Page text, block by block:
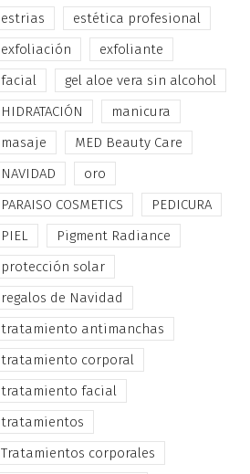
estrias
estética profesional
exfoliación
exfoliante
facial
gel aloe vera sin alcohol
HIDRATACIÓN
manicura
masaje
MED Beauty Care
NAVIDAD
oro
PARAISO COSMETICS
PEDICURA
PIEL
Pigment Radiance
protección solar
regalos de Navidad
tratamiento antimanchas
tratamiento corporal
tratamiento facial
tratamientos
Tratamientos corporales